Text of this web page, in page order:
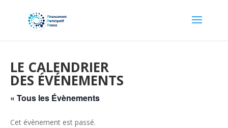
LE CALENDRIER
DES ÉVÉNEMENTS
« Tous les Évènements
Cet évènement est passé.